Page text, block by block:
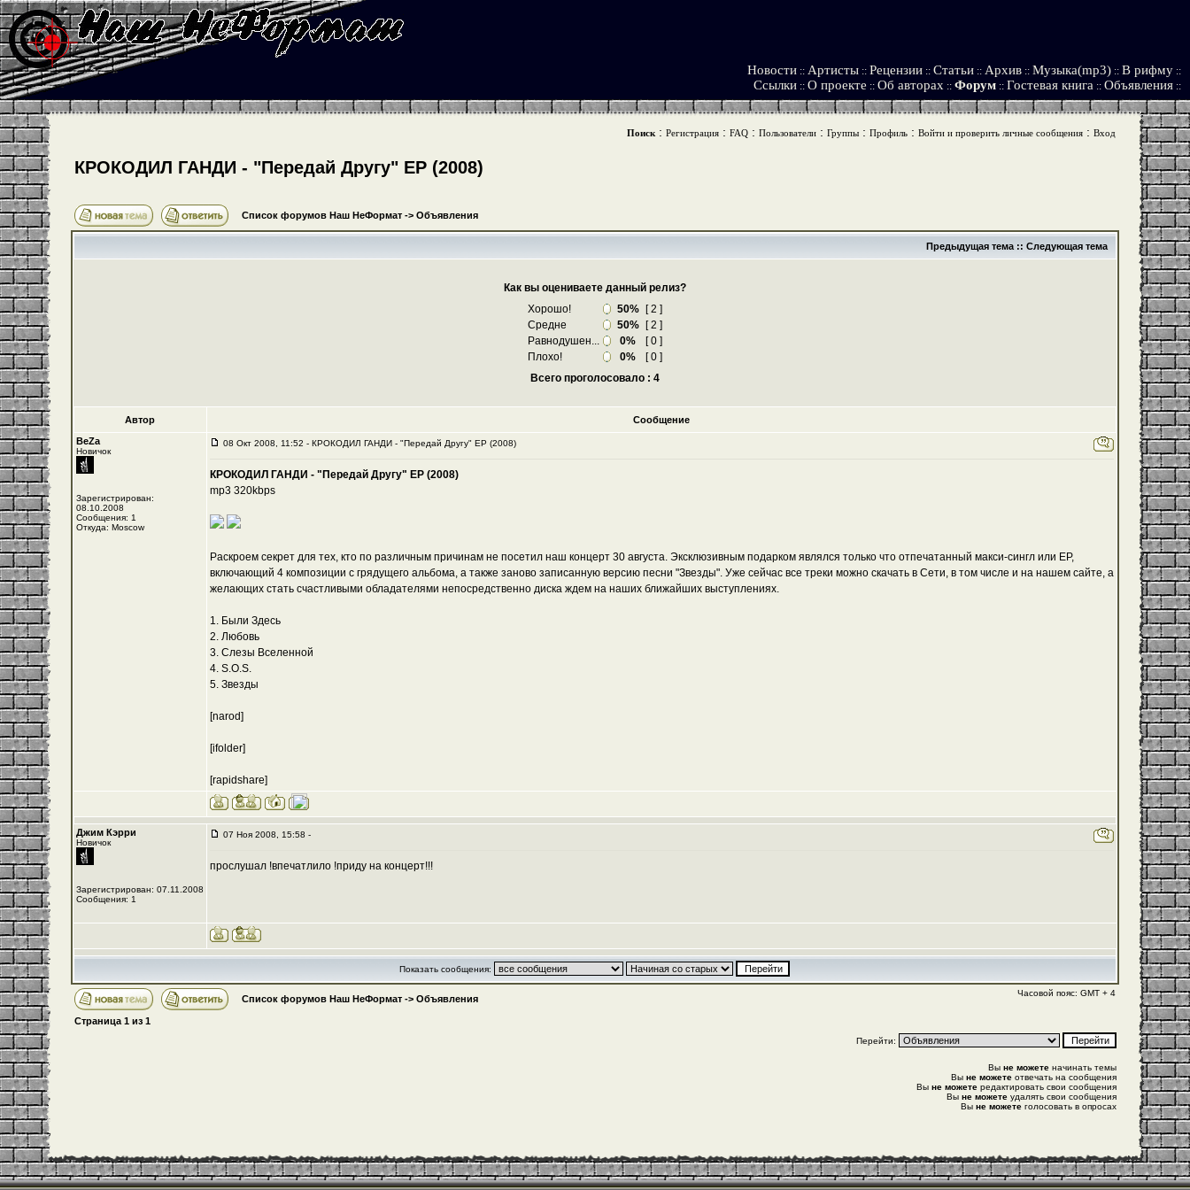
Новости :: Артисты :: Рецензии :: Статьи :: Архив :: Музыка(mp3) :: В рифму ::
Ссылки :: О проекте :: Об авторах :: Форум :: Гостевая книга :: Объявления ::
Поиск: Регистрация: FAQ: Пользователи: Группы: Профиль: Войти и проверить личные сообщения: Вход
КРОКОДИЛ ГАНДИ - "Передай Другу" ЕР (2008)
Список форумов Наш НеФормат-> Объявления
Предыдущая тема:: Следующая тема
Как вы оцениваете данный релиз?
Хорошо!
50%
[ 2 ]
Средне
50%
[ 2 ]
Равнодушен...
0%
[ 0 ]
Плохо!
0%
[ 0 ]
Всего проголосовало : 4
Автор
Сообщение
BeZa
Новичок
Зарегистрирован:
08.10.2008
Сообщения: 1
Откуда: Moscow
08 Окт 2008, 11:52 - КРОКОДИЛ ГАНДИ - "Передай Другу" ЕР (2008)
КРОКОДИЛ ГАНДИ - "Передай Другу" ЕР (2008)
mp3 320kbps
Раскроем секрет для тех, кто по различным причинам не посетил наш концерт 30 августа. Эксклюзивным подарком являлся только что отпечатанный макси-сингл или EP,
включающий 4 композиции с грядущего альбома, а также заново записанную версию песни "Звезды". Уже сейчас все треки можно скачать в Сети, в том числе и на нашем сайте, а
желающих стать счастливыми обладателями непосредственно диска ждем на наших ближайших выступлениях.
1. Были Здесь
2. Любовь
3. Слезы Вселенной
4. S.O.S.
5. Звезды
[narod]
[ifolder]
[rapidshare]
Джим Кэрри
Новичок
Зарегистрирован: 07.11.2008
Сообщения: 1
07 Ноя 2008, 15:58 -
прослушал !впечатлило !приду на концерт!!!
Показать сообщения:
Список форумов Наш НеФормат-> Объявления
Часовой пояс: GMT + 4
Страница 1из 1
Перейти:
Вы не можетеначинать темы
Вы не можетеотвечать на сообщения
Вы не можетередактировать свои сообщения
Вы не можетеудалять свои сообщения
Вы не можетеголосовать в опросах